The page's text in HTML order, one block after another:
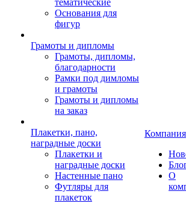
тематические
Основания для
фигур
Грамоты и дипломы
Грамоты, дипломы,
благодарности
Рамки под димломы
и грамоты
Грамоты и дипломы
на заказ
Плакетки, пано,
наградные доски
Плакетки и
наградные доски
Настенные пано
Футляры для
плакеток
Компания
О